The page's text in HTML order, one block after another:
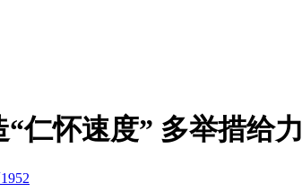
“仁怀速度” 多举措给力